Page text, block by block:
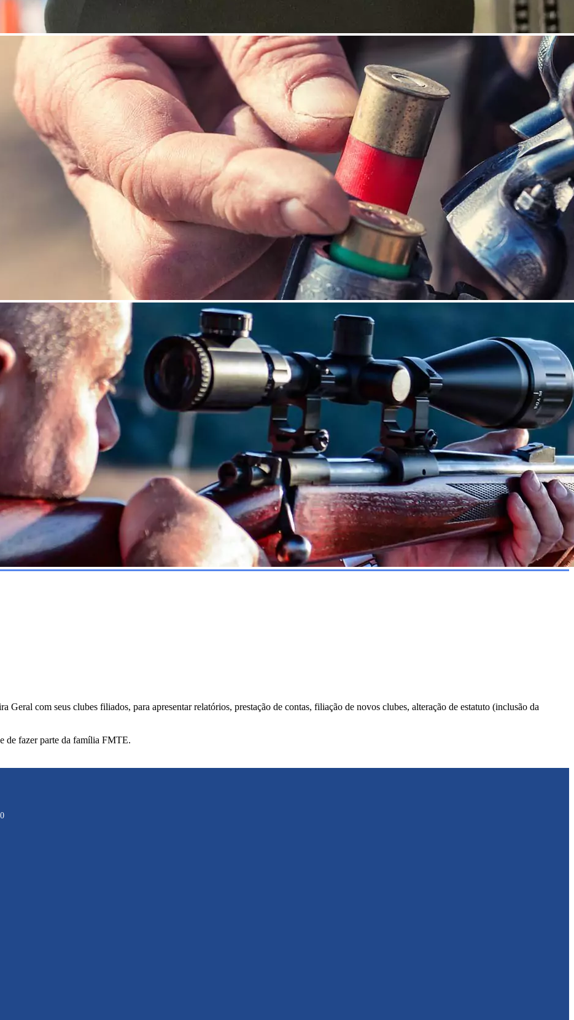
com seus clubes filiados, para apresentar relatórios, prestação de contas, filiação de novos clubes, alteração de estatuto (inclusão da
de fazer parte da família FMTE.